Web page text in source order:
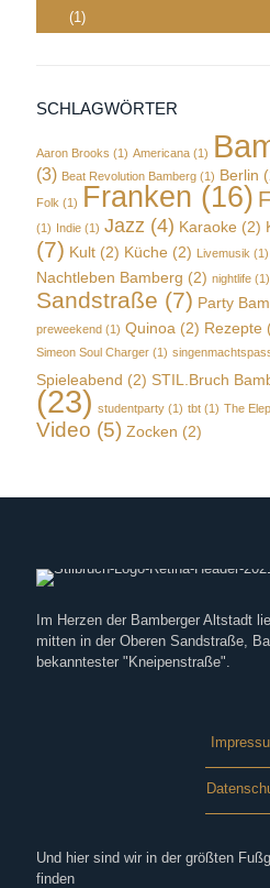
(1)
SCHLAGWÖRTER
Aaron Brooks (1) Americana (1)
(3) Beat Revolution Bamberg (1) Berlin
Folk (1) Franken (16)
(1) Indie (1) Jazz (4) Karaoke (2)
(7) Kult (2) Küche (2) Livemusik (1)
Nachtleben Bamberg (2) nightlife (1)
Sandstraße (7) Party
preweekend (1) Quinoa (2) Rezepte
Simeon Soul Charger (1)
Spieleabend (2) STIL.Bruch
(23) studentparty (1) tbt (1) The
Video (5) Zocken (2)
Im Herzen der Bamberger Altstadt
mitten in der Oberen Sandstraße,
bekanntester "Kneipenstraße".
Und hier sind wir in der größten
finden